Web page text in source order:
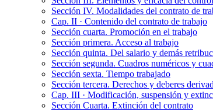
Sección IV. Modalidades del contrato de
Cap. II · Contenido del contrato de trabajo
Sección cuarta. Promoción en el trabajo
Sección primera. Acceso al trabajo
Sección quinta. Del salario y demás
Sección segunda. Cuadros numéricos y
Sección sexta. Tiempo trabajado
Sección tercera. Derechos y deberes
Cap. III · Modificación, suspensión y
Sección Cuarta. Extinción del contrato